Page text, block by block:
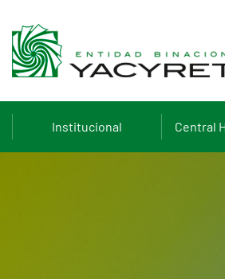
Institucional Central